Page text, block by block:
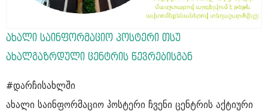
ახალი საინფორმაციო პოსტერი თსუ
ახალგაზრდული ცენტრის წევრებისგან
#დარჩისახლში
ახალი საინფორმაციო პოსტერი ჩვენი ცენტრის აქტიური